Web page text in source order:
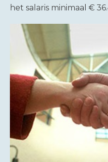
het salaris minimaal €